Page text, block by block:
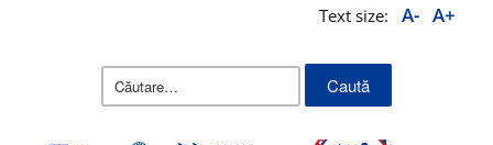
Text size: A- A+
Caută